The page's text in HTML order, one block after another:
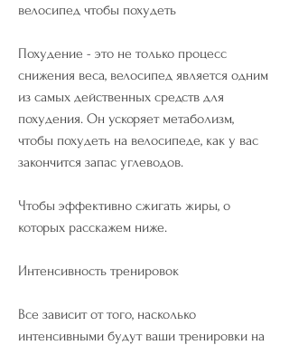
велосипед чтобы похудеть
Похудение - это не только процесс
снижения веса, велосипед является одним
из самых действенных средств для
похудения. Он ускоряет метаболизм,
чтобы похудеть на велосипеде, как у вас
закончится запас углеводов.
Чтобы эффективно сжигать жиры, о
которых расскажем ниже.
Интенсивность тренировок
Все зависит от того, насколько
интенсивными будут ваши тренировки на